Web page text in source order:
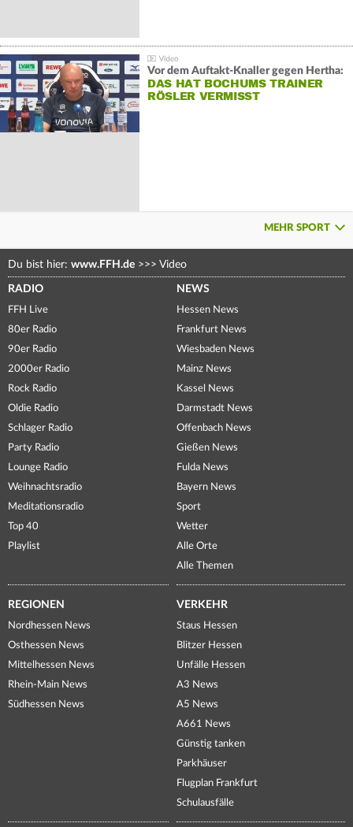
Vor dem Auftakt-Knaller gegen Hertha:
DAS HAT BOCHUMS TRAINER
RÖSLER VERMISST
MEHR SPORT
Du bist hier: www.FFH.de >>> Video
RADIO
FFH Live
80er Radio
90er Radio
2000er Radio
Rock Radio
Oldie Radio
Schlager Radio
Party Radio
Lounge Radio
Weihnachtsradio
Meditationsradio
Top 40
Playlist
NEWS
Hessen News
Frankfurt News
Wiesbaden News
Mainz News
Kassel News
Darmstadt News
Offenbach News
Gießen News
Fulda News
Bayern News
Sport
Wetter
Alle Orte
Alle Themen
REGIONEN
Nordhessen News
Osthessen News
Mittelhessen News
Rhein-Main News
Südhessen News
VERKEHR
Staus Hessen
Blitzer Hessen
Unfälle Hessen
A3 News
A5 News
A661 News
Günstig tanken
Parkhäuser
Flugplan Frankfurt
Schulausfälle